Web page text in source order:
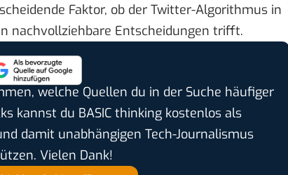
Faktor, ob der Twitter-Algorithmus in
nachvollziehbare Entscheidungen trifft.
welche Quellen du in der Suche häufiger
kannst du BASIC thinking kostenlos als
damit unabhängigen Tech-Journalismus
Vielen Dank!